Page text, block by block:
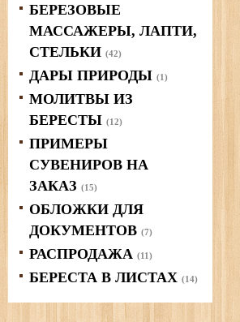
БЕРЕЗОВЫЕ
МАССАЖЕРЫ, ЛАПТИ,
СТЕЛЬКИ (42)
ДАРЫ ПРИРОДЫ (1)
МОЛИТВЫ ИЗ
БЕРЕСТЫ (12)
ПРИМЕРЫ
СУВЕНИРОВ НА
ЗАКАЗ (15)
ОБЛОЖКИ ДЛЯ
ДОКУМЕНТОВ (7)
РАСПРОДАЖА (11)
БЕРЕСТА В ЛИСТАХ (14)